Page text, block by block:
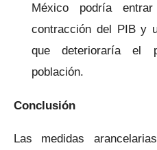
México podría
contracción del PIB y
que deterioraría el
población.
Conclusión
Las medidas